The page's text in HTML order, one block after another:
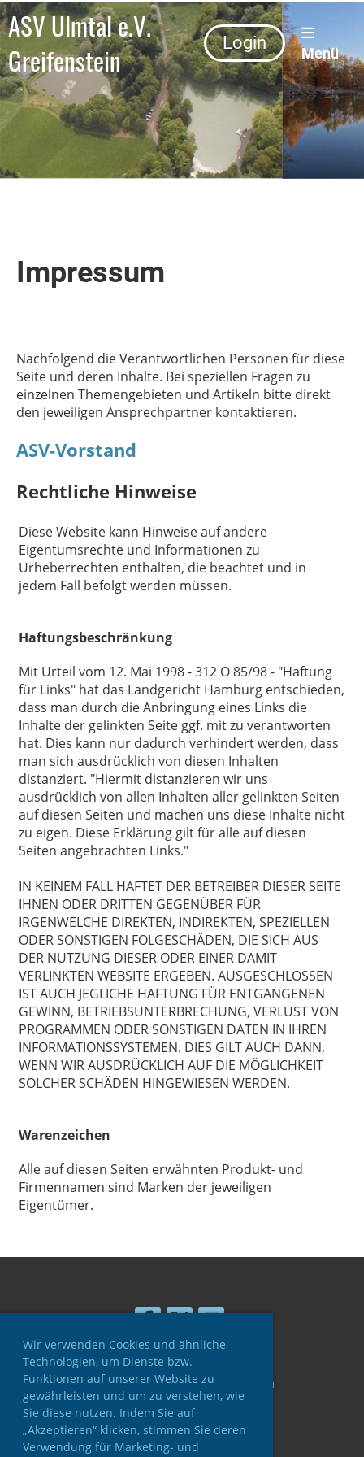
Wir verwenden Cookies und ähnliche
Technologien, um Dienste bzw.
Funktionen auf unserer Website zu
gewährleisten und um zu verstehen, wie
Sie diese nutzen. Indem Sie auf
„Akzeptieren“ klicken, stimmen Sie deren
Verwendung für Marketing- und
ASV Ulmtal e.V.
Greifenstein
Login
Menü
Impressum
Nachfolgend die Verantwortlichen Personen für diese
Seite und deren Inhalte. Bei speziellen Fragen zu
einzelnen Themengebieten und Artikeln bitte direkt
den jeweiligen Ansprechpartner kontaktieren.
ASV-Vorstand
Rechtliche Hinweise
Diese Website kann Hinweise auf andere
Eigentumsrechte und Informationen zu
Urheberrechten enthalten, die beachtet und in
jedem Fall befolgt werden müssen.
Haftungsbeschränkung
Mit Urteil vom 12. Mai 1998 - 312 O 85/98 - "Haftung
für Links" hat das Landgericht Hamburg entschieden,
dass man durch die Anbringung eines Links die
Inhalte der gelinkten Seite ggf. mit zu verantworten
hat. Dies kann nur dadurch verhindert werden, dass
man sich ausdrücklich von diesen Inhalten
distanziert. "Hiermit distanzieren wir uns
ausdrücklich von allen Inhalten aller gelinkten Seiten
auf diesen Seiten und machen uns diese Inhalte nicht
zu eigen. Diese Erklärung gilt für alle auf diesen
Seiten angebrachten Links."
IN KEINEM FALL HAFTET DER BETREIBER DIESER SEITE
IHNEN ODER DRITTEN GEGENÜBER FÜR
IRGENWELCHE DIREKTEN, INDIREKTEN, SPEZIELLEN
ODER SONSTIGEN FOLGESCHÄDEN, DIE SICH AUS
DER NUTZUNG DIESER ODER EINER DAMIT
VERLINKTEN WEBSITE ERGEBEN. AUSGESCHLOSSEN
IST AUCH JEGLICHE HAFTUNG FÜR ENTGANGENEN
GEWINN, BETRIEBSUNTERBRECHUNG, VERLUST VON
PROGRAMMEN ODER SONSTIGEN DATEN IN IHREN
INFORMATIONSSYSTEMEN. DIES GILT AUCH DANN,
WENN WIR AUSDRÜCKLICH AUF DIE MÖGLICHKEIT
SOLCHER SCHÄDEN HINGEWIESEN WERDEN.
Warenzeichen
Alle auf diesen Seiten erwähnten Produkt- und
Firmennamen sind Marken der jeweiligen
Eigentümer.
© ASV Ulmtal e.V. Greifenstein
Erstellt mit ClubDesk Vereinssoftware